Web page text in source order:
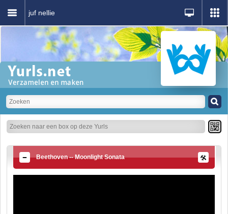
juf nellie
Beethoven -- Moonlight Sonata